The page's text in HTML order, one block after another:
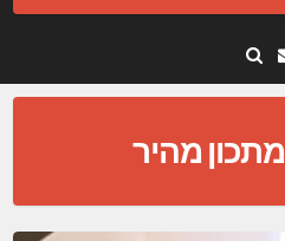
Email
מתכון מהיר